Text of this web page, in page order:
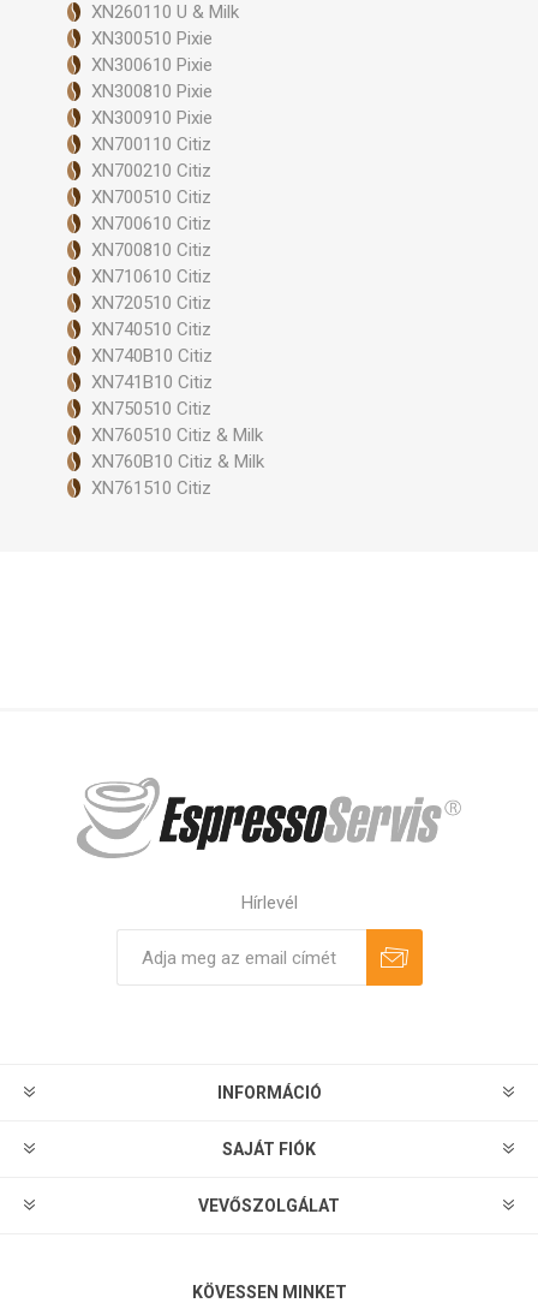
XN260110 U & Milk
XN300510 Pixie
XN300610 Pixie
XN300810 Pixie
XN300910 Pixie
XN700110 Citiz
XN700210 Citiz
XN700510 Citiz
XN700610 Citiz
XN700810 Citiz
XN710610 Citiz
XN720510 Citiz
XN740510 Citiz
XN740B10 Citiz
XN741B10 Citiz
XN750510 Citiz
XN760510 Citiz & Milk
XN760B10 Citiz & Milk
XN761510 Citiz
Hírlevél
INFORMÁCIÓ
SAJÁT FIÓK
VEVŐSZOLGÁLAT
KÖVESSEN MINKET